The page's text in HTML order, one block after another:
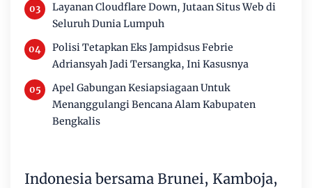
Layanan Cloudflare Down, Jutaan Situs Web di
Seluruh Dunia Lumpuh
Polisi Tetapkan Eks Jampidsus Febrie
Adriansyah Jadi Tersangka, Ini Kasusnya
Apel Gabungan Kesiapsiagaan Untuk
Menanggulangi Bencana Alam Kabupaten
Bengkalis
Indonesia bersama Brunei, Kamboja,